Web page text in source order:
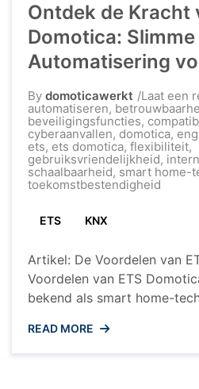
Ontdek de Kracht
Domotica: Slimme
Automatisering
By domoticawerkt Laat een
automatiseren,
beveiligingsfuncties,
cyberaanvallen, domotica,
ets, ets domotica, flexibiliteit,
gebruiksvriendelijkheid,
schaalbaarheid, smart home-
toekomstbestendigheid
ETS KNX
Artikel: De Voordelen van
Voordelen van ETS
bekend als smart home-
te automatiseren en te
tool die wordt gebruikt
READ MORE